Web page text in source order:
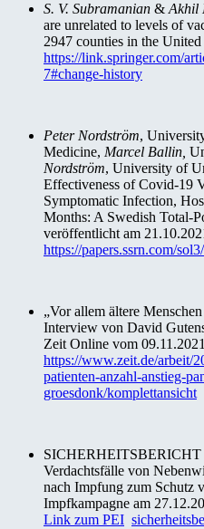
S. V. Subramanian & Akhil
are unrelated to levels of
2947 counties in the United
https://link.springer.com/
7#change-history
Peter Nordström,
Medicine, Marcel Ballin,
Nordström, University of
Effectiveness of Covid-19
Symptomatic Infection,
Months: A Swedish Total-
veröffentlicht am
https://papers.ssrn.com/
„Vor allem ältere
Interview von David
Zeit Online vom 09.11.2021
https://www.zeit.de/arbeit/
patienten-anzahl-anstieg-
groesdonk/komplettansicht
SICHERHEITSBERICHT
Verdachtsfälle von
nach Impfung zum Schutz
Impfkampagne am
Link zum PEI